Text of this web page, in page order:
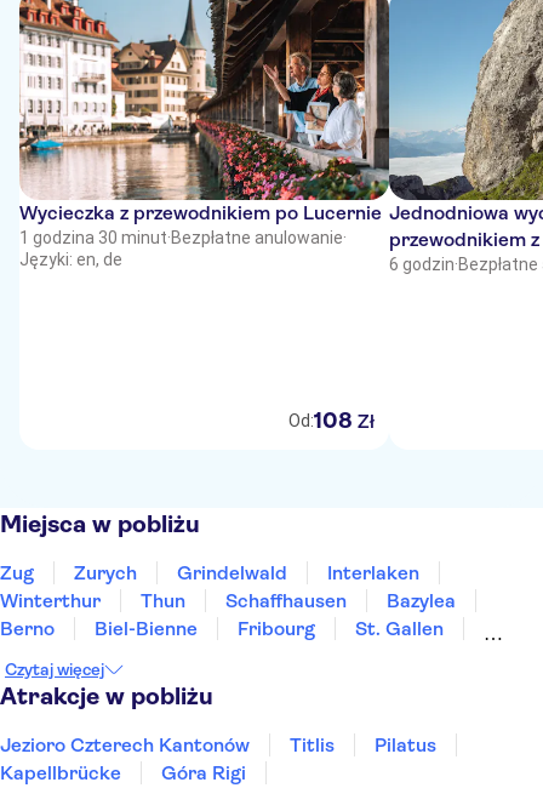
Wycieczka z przewodnikiem po Lucernie
1 godzina 30 minut·Bezpłatne anulowanie·
Języki: en, de
Od:108 Zł
Jednodniowa
przewodnikiem
obejmująca
6 godzin·
Miejsca w pobliżu
Zug Zurych Grindelwald
Interlaken
Winterthur
Thun Schaffhausen
Bazylea
Berno
Biel-Bienne Fribourg
St. Gallen
Czytaj więcej
Atrakcje w pobliżu
Jezioro Czterech Kantonów Titlis
Pilatus
Kapellbrücke
Góra Rigi